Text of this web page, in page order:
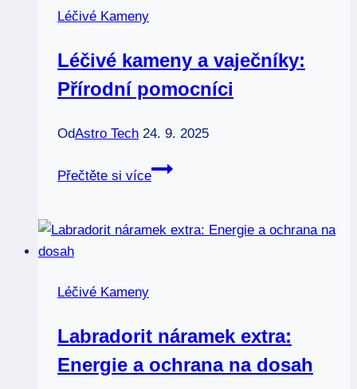
Léčivé Kameny
Léčivé kameny a vaječníky:
Přírodní pomocníci
OdAstro Tech 24. 9. 2025
Přečtěte si více
Léčivé
vaječníky:
Léčivé Kameny
Labradorit náramek extra:
Energie a ochrana na dosah